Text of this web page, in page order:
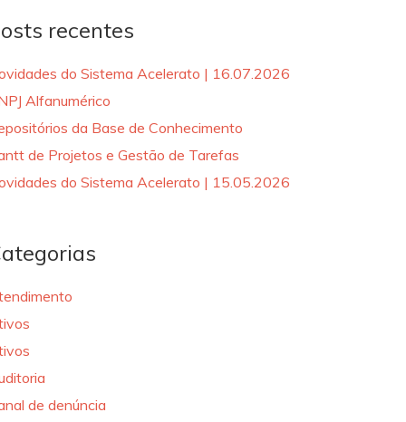
recentes
do Sistema Acelerato | 16.07.2026
Alfanumérico
da Base de Conhecimento
de Projetos e Gestão de Tarefas
do Sistema Acelerato | 15.05.2026
de denúncia